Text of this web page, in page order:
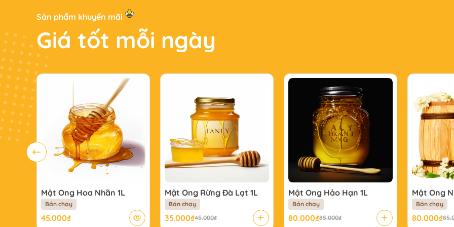
Sản phẩm khuyến mãi
Giá tốt mỗi ngày
Mật Ong Hoa Nhãn 1L
Bán chạy
45.000₫
Mật Ong Rừng Đà Lạt 1L
Bán chạy
35.000₫45.000₫
Mật Ong Hảo Hạn 1L
Bán chạy
80.000₫85.000₫
Mật Ong
Bán chạy
80.000₫